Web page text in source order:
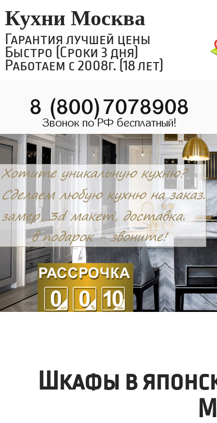
Кухни Москва
Гарантия лучшей цены
Быстро (Сроки 3 дня)
Работаем с 2008г. (18 лет)
8 (800)7078908
Звонок по РФ бесплатный!
Шкафы в